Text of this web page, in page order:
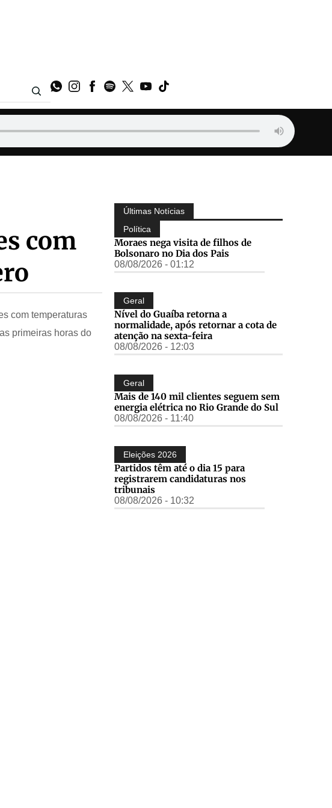
com
com temperaturas
primeiras horas do
Últimas Notícias
Política
Moraes nega visita de filhos de
Bolsonaro no Dia dos Pais
08/08/2026 - 01:12
Geral
Nível do Guaíba retorna a
normalidade, após retornar a cota de
atenção na sexta-feira
08/08/2026 - 12:03
Geral
Mais de 140 mil clientes seguem sem
energia elétrica no Rio Grande do Sul
08/08/2026 - 11:40
Eleições 2026
Partidos têm até o dia 15 para
registrarem candidaturas nos
tribunais
08/08/2026 - 10:32